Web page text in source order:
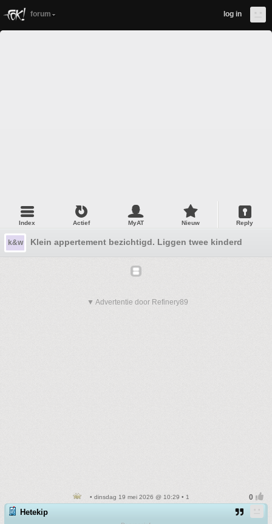
forum log in
Index Actief MyAT Nieuw Reply
k&w Klein appertement bezichtigd. Liggen twee
▼ Advertentie door Refinery89
• dinsdag 19 mei 2026 @ 10:29 • 1
Hetekip